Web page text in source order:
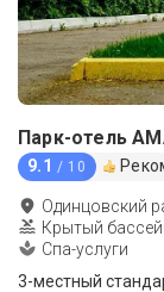
Парк-отель
9.1 / 10
Одинцовский
Крытый
Спа-услуги
3-местный